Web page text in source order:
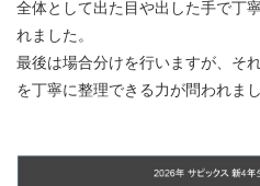
全体として出た目や出した手で丁
れました。
最後は場合分けを行いますが、そ
を丁寧に整理できる力が問われまし